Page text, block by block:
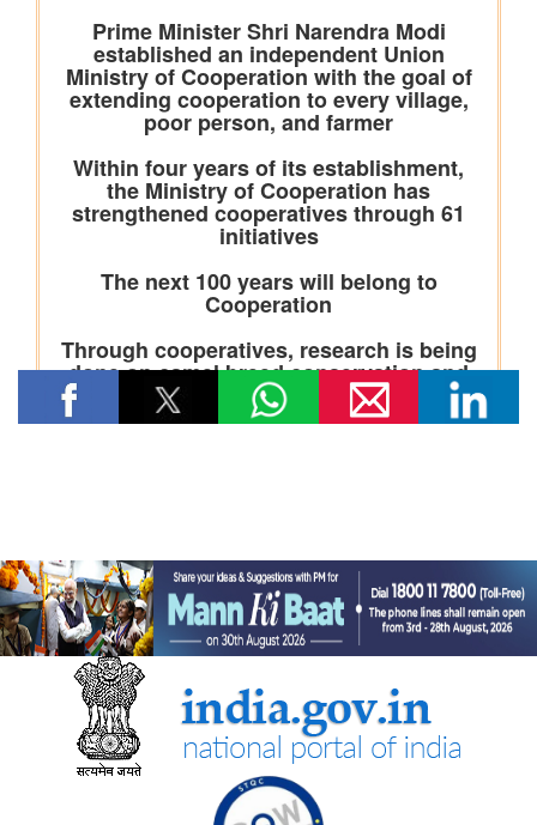
वाणिज्‍य एवं उद्योग मंत्रालय
भारत ने अपनी ब्रिक्स अध्यक्षता 2026 के अंतर्गत जयपुर में आयोजित 10वें
ब्रिक्स उद्योग मंत्रियों के सम्मेलन का सफल आयोजन किया
प्रतिबद्धता नहीं
पेटेंट, डिज़ाइन और ट्रेडमार्क महानियंत्रक कार्यालय ने भारत के 15 केन्द्रों
पर पेटेंट और ट्रेडमार्क एजेंट परीक्षा 2027 के लिए संभावित कार्यक्रम घोषित
प्रधान संचार लेखा नियंत्रक कार्यालय, दिल्ली ने पेंशन अदालत का
सफलतापूर्वक आयोजन किया
संस्‍कृति मंत्रालय
विज्ञान संस्कृति संवर्धन योजना की स्थिति
रक्षा मंत्रालय
‘अग्नि-4’ बैलिस्टिक मिसाइल का सफल परीक्षण किया गया
रक्षा मंत्री ने प्रादेशिक सेना संबंधी रक्षा मंत्रालय की संसदीय सलाहकार
समिति की बैठक की अध्यक्षता की